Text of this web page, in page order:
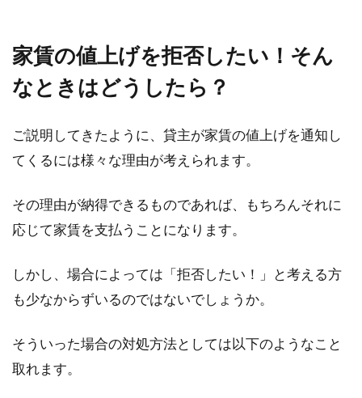
家賃の値上げを拒否したい！そん
なときはどうしたら？
ご説明してきたように、貸主が家賃の値上げを通知し
てくるには様々な理由が考えられます。
その理由が納得できるものであれば、もちろんそれに
応じて家賃を支払うことになります。
しかし、場合によっては「拒否したい！」と考える方
も少なからずいるのではないでしょうか。
そういった場合の対処方法としては以下のようなこと
取れます。